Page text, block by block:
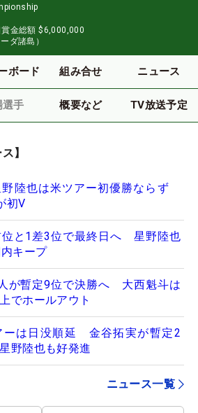
賞金総額 $6,000,000
ダ諸島）
ボード 組み合せ ニュース
選手 概要など TV放送予定
】
野陸也は米ツアー初優勝ならず
初V
位と1差3位で最終日へ 星野陸也
キープ
が暫定9位で決勝へ 大西魁斗は
でホールアウト
ーは日没順延 金谷拓実が暫定2
野陸也も好発進
ニュース一覧